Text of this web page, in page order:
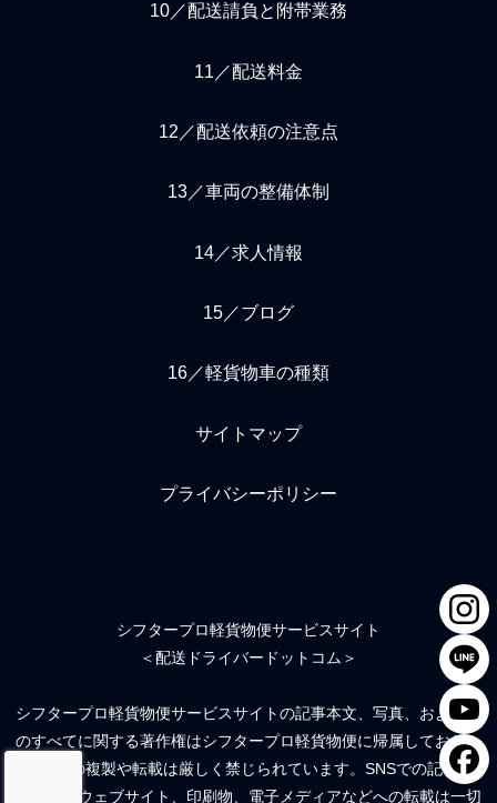
10／配送請負と附帯業務
11／配送料金
12／配送依頼の注意点
13／車両の整備体制
14／求人情報
15／ブログ
16／軽貨物車の種類
サイトマップ
プライバシーポリシー
シフタープロ軽貨物便サービスサイト
＜配送ドライバードットコム＞
シフタープロ軽貨物便サービスサイトの記事本文、写真、および絵
のすべてに関する著作権はシフタープロ軽貨物便に帰属しており、
無断での複製や転載は厳しく禁じられています。SNSでの記事流
用、他のウェブサイト、印刷物、電子メディアなどへの転載は一切